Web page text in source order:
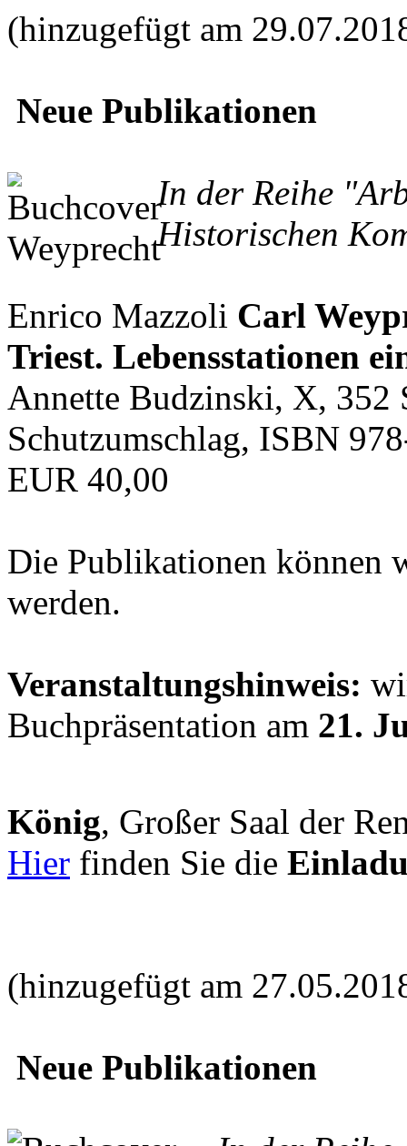
(hinzugefügt am
Neue Publikationen
In der Reihe
Historischen
Enrico Mazzoli Carl
Triest. Lebensstationen
Annette Budzinski, X, 352
Schutzumschlag, ISBN
EUR 40,00
Die Publikationen können
werden.
Veranstaltungshinweis:
Buchpräsentation am 21.
König, Großer Saal der
Hier finden Sie die
(hinzugefügt am
Neue Publikationen